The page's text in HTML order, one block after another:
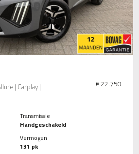
| Carplay |
€ 22.750
Transmissie
Handgeschakeld
Vermogen
131 pk